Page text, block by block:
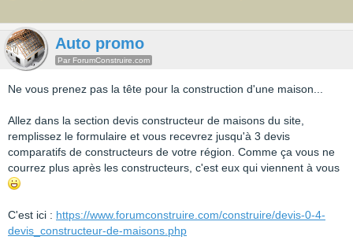
Auto promo
Par ForumConstruire.com
Ne vous prenez pas la tête pour la construction d'une maison...
Allez dans la section devis constructeur de maisons du site,
remplissez le formulaire et vous recevrez jusqu'à 3 devis
comparatifs de constructeurs de votre région. Comme ça vous ne
courrez plus après les constructeurs, c'est eux qui viennent à vous
C'est ici : https://www.forumconstruire.com/construire/devis-0-4-
devis_constructeur-de-maisons.php